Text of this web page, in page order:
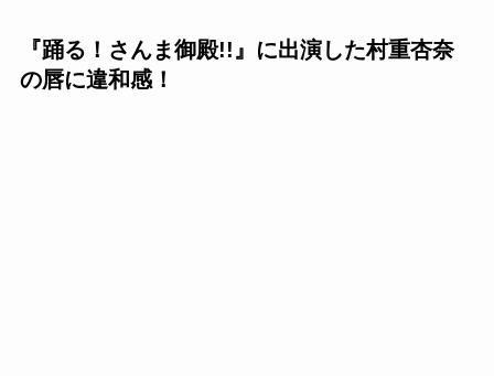
『踊る！さんま御殿!!』に出演した村重杏奈
の唇に違和感！